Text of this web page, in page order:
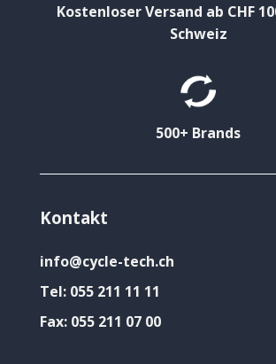
Kostenloser Versand ab CHF
Schweiz
500+ Brands
Kontakt
info@cycle-tech.ch
Tel: 055 211 11 11
Fax: 055 211 07 00